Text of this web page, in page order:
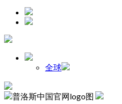
全球